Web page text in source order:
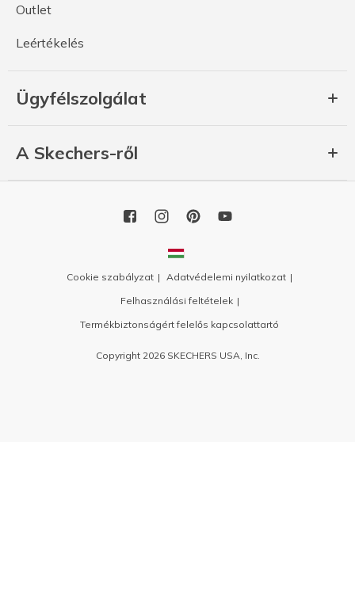
Outlet
Leértékelés
Ügyfélszolgálat
A Skechers-ről
Cookie szabályzat
Adatvédelemi nyilatkozat
Felhasználási feltételek
Termékbiztonságért felelős kapcsolattartó
Copyright 2026 SKECHERS USA, Inc.